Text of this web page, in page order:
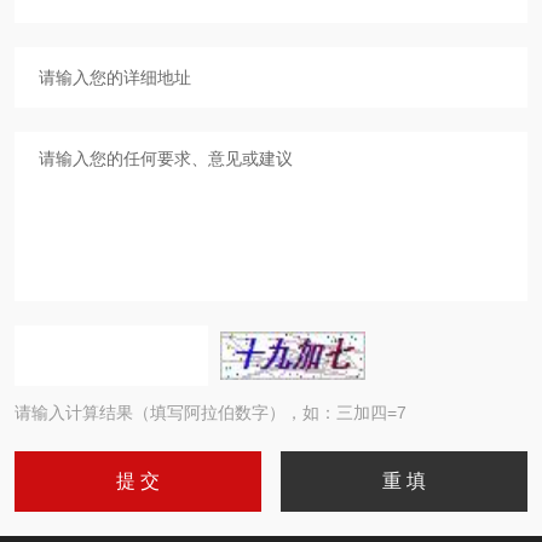
请输入计算结果（填写阿拉伯数字），如：三加四=7